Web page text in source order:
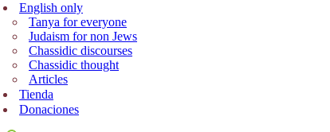
English only
Tanya for everyone
Judaism for non Jews
Chassidic discourses
Chassidic thought
Articles
Tienda
Donaciones